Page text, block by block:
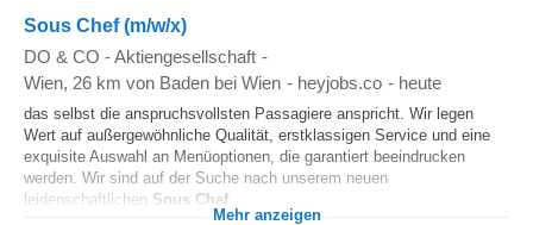
Sous Chef (m/w/x)
DO & CO - Aktiengesellschaft -
Wien, 26 km von Baden bei Wien - heyjobs.co - heute
das selbst die anspruchsvollsten Passagiere anspricht. Wir legen
Wert auf außergewöhnliche Qualität, erstklassigen Service und eine
exquisite Auswahl an Menüoptionen, die garantiert beeindrucken
werden. Wir sind auf der Suche nach unserem neuen
leidenschaftlichen Sous Chef
Mehr anzeigen